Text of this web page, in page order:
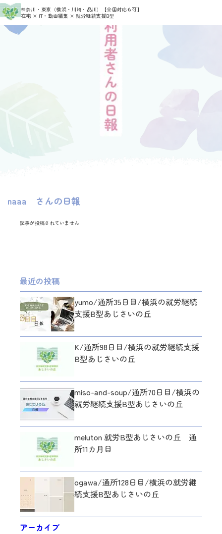
神奈川・東京（横浜・川崎・品川）
【全国対応も可】
在宅 × IT・動画編集 × 就労継続支援B型
HOME
naaa さんの日報
記事が投稿されていません
最近の投稿
yumo/通所35日目/横浜の就労継続
支援B型あじさいの丘
K/通所98日目/横浜の就労継続支援
B型あじさいの丘
miso-and-soup/通所70日目/横浜の
就労継続支援B型あじさいの丘
meluton 就労B型あじさいの丘 通
所11カ月目
ogawa/通所128日目/横浜の就労継
続支援B型あじさいの丘
アーカイブ